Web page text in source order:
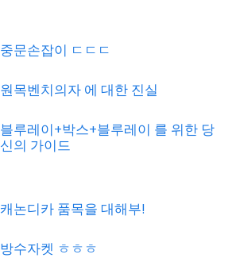
중문손잡이 ㄷㄷㄷ
원목벤치의자 에 대한 진실
블루레이+박스+블루레이 를 위한 당
신의 가이드
캐논디카 품목을 대해부!
방수자켓 ㅎㅎㅎ